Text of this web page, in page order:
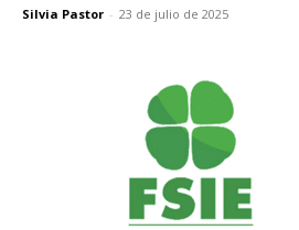
Silvia Pastor - 23 de julio de 2025